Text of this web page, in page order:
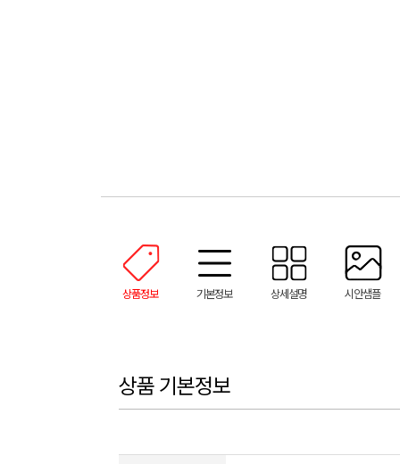
상품정보 기본정보 상세설명 시안샘플
상품 기본정보